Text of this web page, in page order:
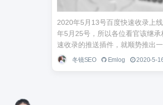
2020年5月13号百度快速收录上
年5月25号，所以各位看官该继
速收录的推送插件，就顺势推出
冬镜SEO Emlog 2020-5-